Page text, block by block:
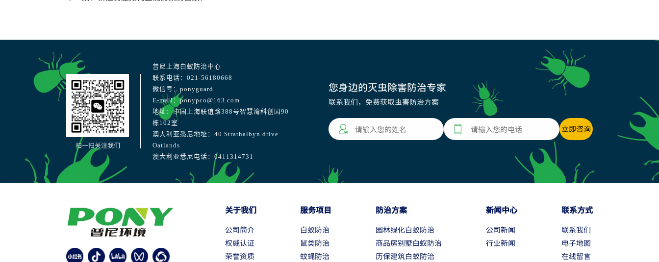
扫一扫关注我们
普尼上海白蚁防治中心
联系电话：021-56180668
微信号：ponyguard
E-mail：ponypco@163.com
地址：中国上海联谊路388号智慧湾科创园90
栋102室
澳大利亚悉尼地址：40 Strathalbyn drive
Oatlands
澳大利亚悉尼电话：0411314731
您身边的灭虫除害防治专家
联系我们，免费获取虫害防治方案
关于我们
公司简介
权威认证
荣誉资质
服务项目
白蚁防治
鼠类防治
蚊蝇防治
防治方案
园林绿化白蚁防治
商品房别墅白蚁防治
历保建筑白蚁防治
新闻中心
公司新闻
行业新闻
联系方式
联系我们
电子地图
在线留言